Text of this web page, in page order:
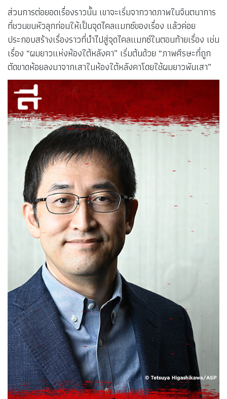
ส่วนการต่อยอดเรื่องราวนั้น เขาจะเริ่มจากวาดภาพในจินตนาการ
ที่ชวนขนหัวลุกก่อนให้เป็นจุดไคลแมกซ์ของเรื่อง แล้วค่อย
ประกอบสร้างเรื่องราวที่นำไปสู่จุดไคลแมกซ์ในตอนท้ายเรื่อง เช่น
เรื่อง “ผมยาวแห่งห้องใต้หลังคา” เริ่มต้นด้วย “ภาพศีรษะที่ถูก
ตัดขาดห้อยลงมาจากเสาในห้องใต้หลังคาโดยใช้ผมยาวพันเสา”